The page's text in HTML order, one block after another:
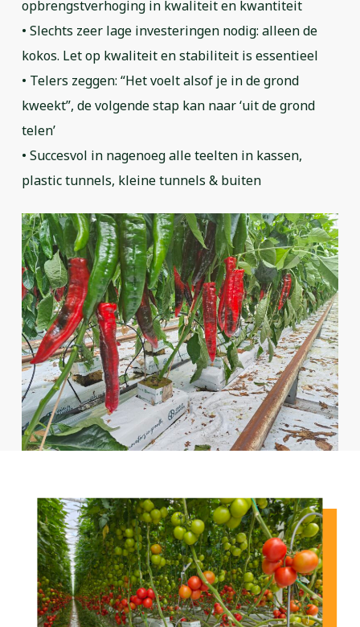
opbrengstverhoging in kwaliteit en kwantiteit
• Slechts zeer lage investeringen nodig: alleen de
kokos. Let op kwaliteit en stabiliteit is essentieel
• Telers zeggen: “Het voelt alsof je in de grond
kweekt”, de volgende stap kan naar ‘uit de grond
telen’
• Succesvol in nagenoeg alle teelten in kassen,
plastic tunnels, kleine tunnels & buiten